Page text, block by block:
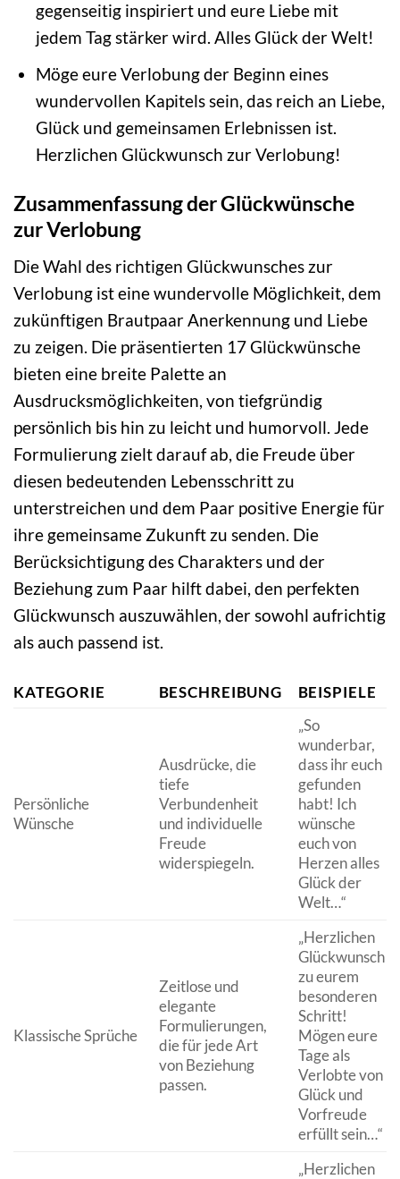
gegenseitig inspiriert und eure Liebe mit
jedem Tag stärker wird. Alles Glück der Welt!
Möge eure Verlobung der Beginn eines
wundervollen Kapitels sein, das reich an Liebe,
Glück und gemeinsamen Erlebnissen ist.
Herzlichen Glückwunsch zur Verlobung!
Zusammenfassung der Glückwünsche
zur Verlobung
Die Wahl des richtigen Glückwunsches zur
Verlobung ist eine wundervolle Möglichkeit, dem
zukünftigen Brautpaar Anerkennung und Liebe
zu zeigen. Die präsentierten 17 Glückwünsche
bieten eine breite Palette an
Ausdrucksmöglichkeiten, von tiefgründig
persönlich bis hin zu leicht und humorvoll. Jede
Formulierung zielt darauf ab, die Freude über
diesen bedeutenden Lebensschritt zu
unterstreichen und dem Paar positive Energie für
ihre gemeinsame Zukunft zu senden. Die
Berücksichtigung des Charakters und der
Beziehung zum Paar hilft dabei, den perfekten
Glückwunsch auszuwählen, der sowohl aufrichtig
als auch passend ist.
KATEGORIE BESCHREIBUNG BEISPIELE
Persönliche
Wünsche
Ausdrücke, die
tiefe
Verbundenheit
und individuelle
Freude
widerspiegeln.
„So
wunderbar,
dass ihr euch
gefunden
habt! Ich
wünsche
euch von
Herzen alles
Glück der
Welt…“
Klassische Sprüche
Zeitlose und
elegante
Formulierungen,
die für jede Art
von Beziehung
passen.
„Herzlichen
Glückwunsch
zu eurem
besonderen
Schritt!
Mögen eure
Tage als
Verlobte von
Glück und
Vorfreude
erfüllt sein…“
„Herzlichen